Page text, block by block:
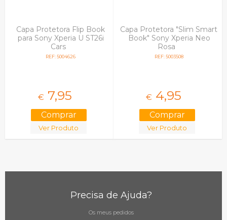
Capa Protetora Flip Book
para Sony Xperia U ST26i
Cars
REF: 5004626
€ 7,95
Ver Produto
Capa Protetora "Slim Smart
Book" Sony Xperia Neo
Rosa
REF: 5003508
€ 4,95
Ver Produto
Precisa de Ajuda?
Os meus pedidos